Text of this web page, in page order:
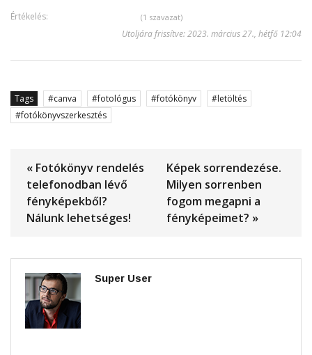
Értékelés: (1 szavazat)
Utoljára frissítve: 2023. március 27., hétfő 12:04
Tags canva fotológus fotókönyv
letöltés
fotókönyvszerkesztés
« Fotókönyv rendelés
telefonodban lévő
fényképekből?
Nálunk lehetséges!
Képek sorrendezése.
Milyen sorrenben
fogom megapni a
fényképeimet? »
Super User